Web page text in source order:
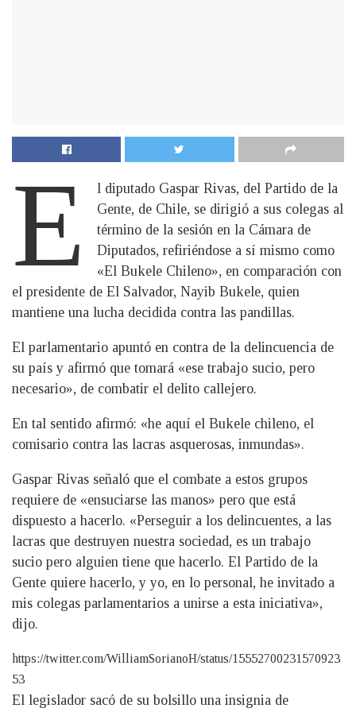
E
l diputado Gaspar Rivas, del Partido de la
Gente, de Chile, se dirigió a sus colegas al
término de la sesión en la Cámara de
Diputados, refiriéndose a sí mismo como
«El Bukele Chileno», en comparación con
el presidente de El Salvador, Nayib Bukele, quien
mantiene una lucha decidida contra las pandillas.
El parlamentario apuntó en contra de la delincuencia de
su país y afirmó que tomará «ese trabajo sucio, pero
necesario», de combatir el delito callejero.
En tal sentido afirmó: «he aquí el Bukele chileno, el
comisario contra las lacras asquerosas, inmundas».
Gaspar Rivas señaló que el combate a estos grupos
requiere de «ensuciarse las manos» pero que está
dispuesto a hacerlo. «Perseguir a los delincuentes, a las
lacras que destruyen nuestra sociedad, es un trabajo
sucio pero alguien tiene que hacerlo. El Partido de la
Gente quiere hacerlo, y yo, en lo personal, he invitado a
mis colegas parlamentarios a unirse a esta iniciativa»,
dijo.
https://twitter.com/WilliamSorianoH/status/15552700231570923
53
El legislador sacó de su bolsillo una insignia de